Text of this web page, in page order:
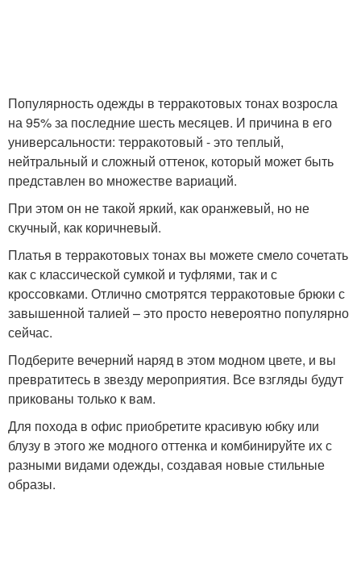
Популярность одежды в терракотовых тонах возросла
на 95% за последние шесть месяцев. И причина в его
универсальности: терракотовый - это теплый,
нейтральный и сложный оттенок, который может быть
представлен во множестве вариаций.
При этом он не такой яркий, как оранжевый, но не
скучный, как коричневый.
Платья в терракотовых тонах вы можете смело сочетать
как с классической сумкой и туфлями, так и с
кроссовками. Отлично смотрятся терракотовые брюки с
завышенной талией – это просто невероятно популярно
сейчас.
Подберите вечерний наряд в этом модном цвете, и вы
превратитесь в звезду мероприятия. Все взгляды будут
прикованы только к вам.
Для похода в офис приобретите красивую юбку или
блузу в этого же модного оттенка и комбинируйте их с
разными видами одежды, создавая новые стильные
образы.